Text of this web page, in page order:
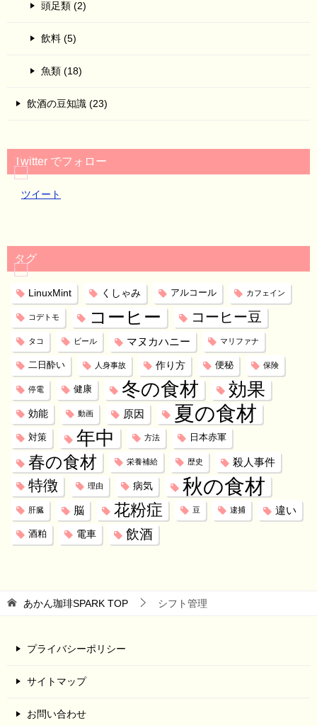
頭足類 (2)
飲料 (5)
魚類 (18)
飲酒の豆知識 (23)
Twitter でフォロー
ツイート
タグ
LinuxMint くしゃみ アルコール カフェイン
コデトモ コーヒー コーヒー豆
タコ ビール マヌカハニー マリファナ
二日酔い 人身事故 作り方 便秘 保険
停電 健康 冬の食材 効果
効能 動画 原因 夏の食材
対策 年中 方法 日本赤軍
春の食材 栄養補給 歴史 殺人事件
特徴 理由 病気 秋の食材
肝臓 脳 花粉症 豆 逮捕 違い
酒粕 電車 飲酒
あかん珈琲SPARK TOP シフト管理
プライバシーポリシー
サイトマップ
お問い合わせ